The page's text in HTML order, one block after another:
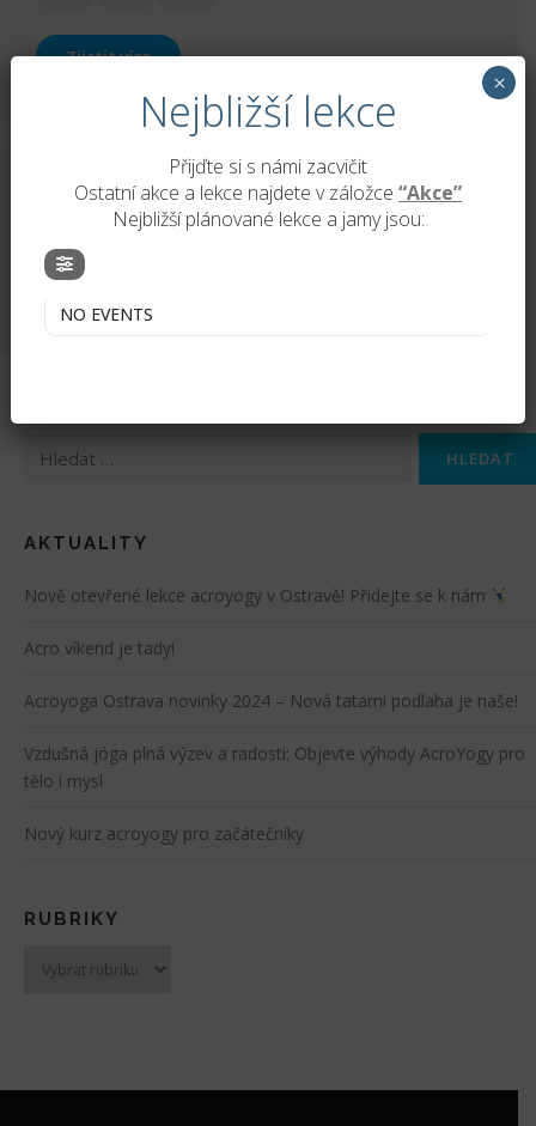
Zjistit více
UPCOMING EVENTS
AKTUALITY
Nově otevřené lekce acroyogy v Ostravě! Přidejte se k nám
Acro víkend je tady!
Acroyoga Ostrava novinky 2024 – Nová tatami podlaha je naše!
Vzdušná jóga plná výzev a radosti: Objevte výhody AcroYogy pro
tělo i mysl
Nový kurz acroyogy pro začátečníky
RUBRIKY
Nejbližší lekce
Přijďte si s námi zacvičit
Ostatní akce a lekce najdete v záložce “Akce”
Nejbližší plánované lekce a jamy jsou:
NO EVENTS
×